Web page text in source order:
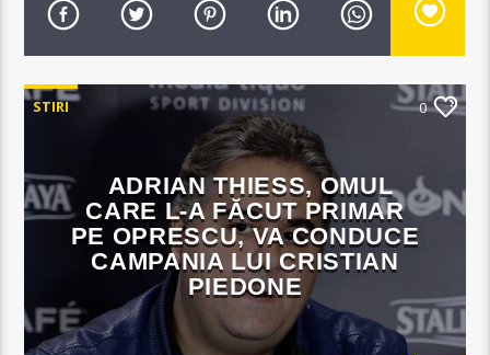
STIRI 0
ADRIAN THIESS, OMUL
CARE L-A FĂCUT PRIMAR
PE OPRESCU, VA CONDUCE
CAMPANIA LUI CRISTIAN
PIEDONE